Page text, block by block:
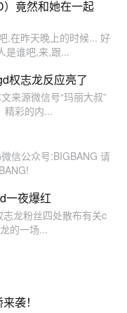
竟然和她在一起
,在昨天晚上的时候... 好
是谁吧,来,跟...
权志龙反应亮了
来源微信号“玛丽大叔”
精彩的内...
信公众号:BIGBANG 请
一夜爆红
龙粉丝四处散布有关c
的一场...
袭！